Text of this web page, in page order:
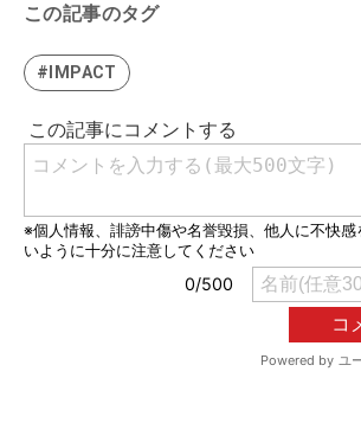
この記事のタグ
#IMPACT